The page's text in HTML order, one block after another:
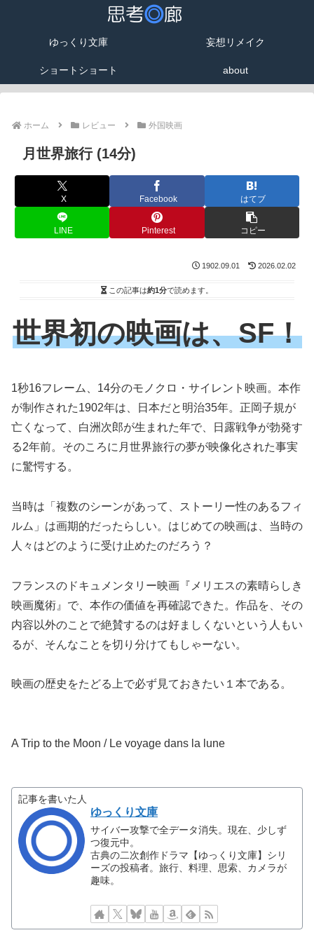
ゆっくり文庫 妄想リメイク
ショートショート about
ホーム レビュー 外国映画
月世界旅行 (14分)
X Facebook はてブ
LINE Pinterest コピー
1902.09.01 2026.02.02
この記事は約1分で読めます。
世界初の映画は、SF！
1秒16フレーム、14分のモノクロ・サイレント映画。本作
が制作された1902年は、日本だと明治35年。正岡子規が
亡くなって、白洲次郎が生まれた年で、日露戦争が勃発す
る2年前。そのころに月世界旅行の夢が映像化された事実
に驚愕する。
当時は「複数のシーンがあって、ストーリー性のあるフィ
ルム」は画期的だったらしい。はじめての映画は、当時の
人々はどのように受け止めたのだろう？
フランスのドキュメンタリー映画『メリエスの素晴らしき
映画魔術』で、本作の価値を再確認できた。作品を、その
内容以外のことで絶賛するのは好ましくないという人もい
るが、そんなことを切り分けてもしゃーない。
映画の歴史をたどる上で必ず見ておきたい１本である。
A Trip to the Moon / Le voyage dans la lune
記事を書いた人
ゆっくり文庫
サイバー攻撃で全データ消失。現在、少しず
つ復元中。
古典の二次創作ドラマ【ゆっくり文庫】シリ
ーズの投稿者。旅行、料理、思索、カメラが
趣味。